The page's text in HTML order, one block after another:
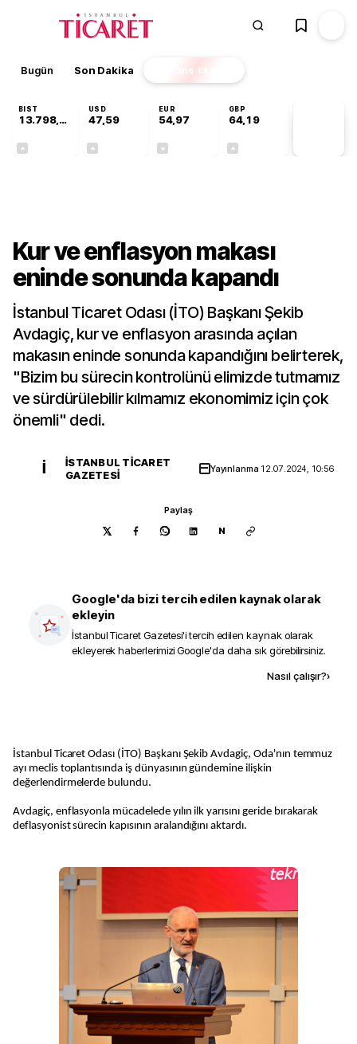
Bugün Son Dakika Finans EKSTRA
BIST
13.798,82
USD
47,59
EUR
54,97
GBP
64,19
Kur ve enflasyon makası
eninde sonunda kapandı
İstanbul Ticaret Odası (İTO) Başkanı Şekib
Avdagiç, kur ve enflasyon arasında açılan
makasın eninde sonunda kapandığını belirterek,
"Bizim bu sürecin kontrolünü elimizde tutmamız
ve sürdürülebilir kılmamız ekonomimiz için çok
önemli" dedi.
İ
İSTANBUL TICARET
GAZETESI
Yayınlanma 12.07.2024, 10:56
Paylaş
N
Google'da bizi tercih edilen kaynak olarak
ekleyin
İstanbul Ticaret Gazetesi'i tercih edilen kaynak olarak
ekleyerek haberlerimizi Google'da daha sık görebilirsiniz.
Nasıl çalışır?›
İstanbul Ticaret Odası (İTO) Başkanı Şekib Avdagiç, Oda'nın temmuz
ayı meclis toplantısında iş dünyasının gündemine ilişkin
değerlendirmelerde bulundu.
Avdagiç, enflasyonla mücadelede yılın ilk yarısını geride bırakarak
deflasyonist sürecin kapısının aralandığını aktardı.